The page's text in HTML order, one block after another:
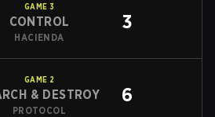
GAME 3
CONTROL
HACIENDA
3
GAME 2
& DESTROY
PROTOCOL
6